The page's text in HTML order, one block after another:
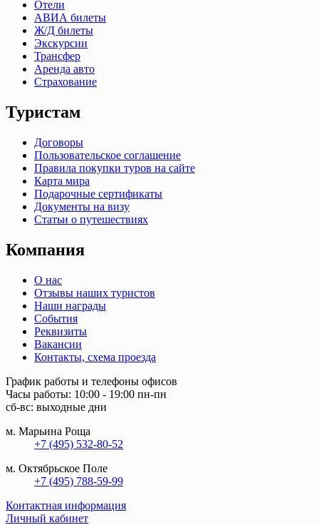
Отели
АВИА билеты
Ж/Д билеты
Экскурсии
Трансфер
Аренда авто
Страхование
Туристам
Договоры
Пользовательское соглашение
Правила покупки туров на сайте
Карта мира
Подарочные сертификаты
Документы на визу
Статьи о путешествиях
Компания
О нас
Отзывы наших туристов
Наши награды
События
Реквизиты
Вакансии
Контакты, схема проезда
График работы и телефоны офисов
Часы работы: 10:00 - 19:00 пн-пн
сб-вс: выходные дни
м. Марьина Роща
+7 (495) 532-80-52
м. Октябрьское Поле
+7 (495) 788-59-99
Контактная информация
Личный кабинет